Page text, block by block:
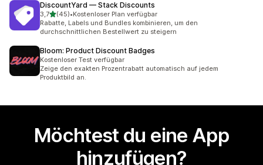
DiscountYard — Stack Discounts
3,7von 5 Sternen
(45)
45 Rezensionen insgesamt
•Kostenloser Plan verfügbar
Rabatte, Labels und Bundles kombinieren, um den
durchschnittlichen Bestellwert zu steigern
Bloom: Product Discount Badges
Kostenloser Test verfügbar
Zeige den exakten Prozentrabatt automatisch auf jedem
Produktbild an.
Möchtest du eine App
hinzufügen?